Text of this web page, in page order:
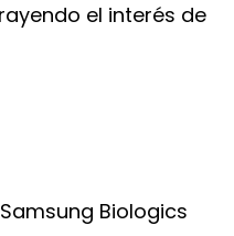
el interés de
Biologics